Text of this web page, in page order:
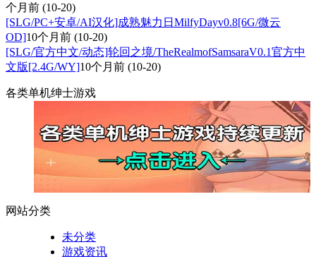
个月前 (10-20)
[SLG/PC+安卓/AI汉化]成熟魅力日MilfyDayv0.8[6G/微云
OD]10个月前 (10-20)
[SLG/官方中文/动态]轮回之境/TheRealmofSamsaraV0.1官方中
文版[2.4G/WY]10个月前 (10-20)
各类单机绅士游戏
网站分类
未分类
游戏资讯